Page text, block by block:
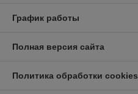
График работы
Полная версия сайта
Политика обработки cookies